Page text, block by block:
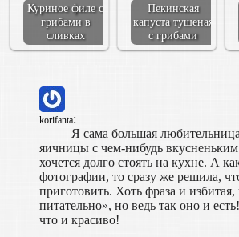
Куриное филе с
грибами в
сливках
Пекинская
капуста тушеная
с грибами
korifanta:
Я сама большая
яичницы с чем-нибудь
хочется долго стоять на кухне. А
фотографии, то сразу же решила,
приготовить. Хоть фраза и
питательно», но ведь так оно и
что и красиво!